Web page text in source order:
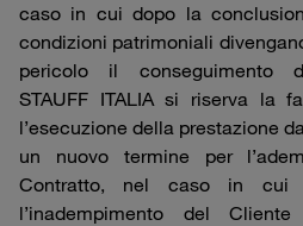
caso in cui dopo la
condizioni patrimoniali
pericolo il conseguimento
STAUFF ITALIA si riserva la
l’esecuzione della prestazione
un nuovo termine per
Contratto, nel caso in cui
l’inadempimento del